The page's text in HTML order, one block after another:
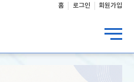
홈 로그인 회원가입